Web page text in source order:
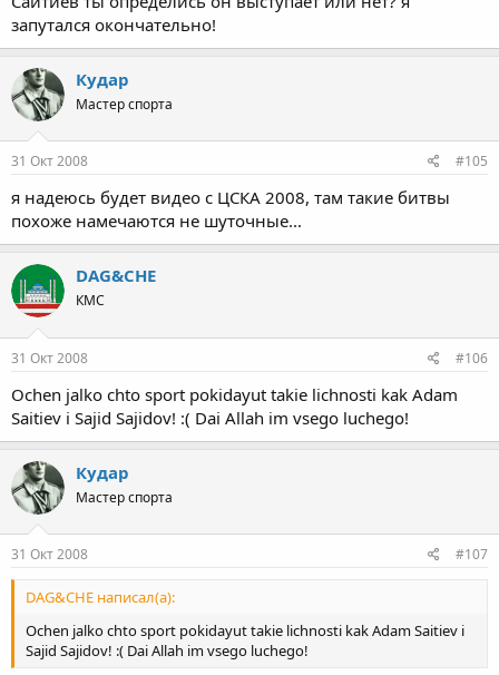
запутался окончательно!
Кудар
Мастер спорта
31 Окт 2008 #105
я надеюсь будет видео с ЦСКА 2008, там такие битвы
похоже намечаются не шуточные...
DAG&CHE
КМС
31 Окт 2008 #106
Ochen jalko chto sport pokidayut takie lichnosti kak Adam
Saitiev i Sajid Sajidov! :( Dai Allah im vsego luchego!
Кудар
Мастер спорта
31 Окт 2008 #107
DAG&CHE написал(а):
Ochen jalko chto sport pokidayut takie lichnosti kak Adam Saitiev i
Sajid Sajidov! :( Dai Allah im vsego luchego!